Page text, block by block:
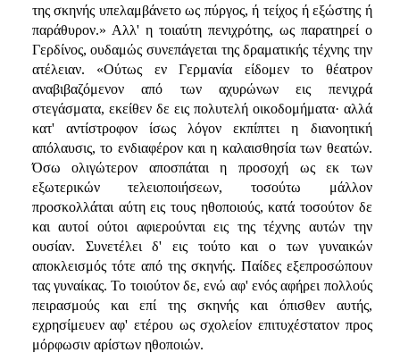
της σκηνής υπελαμβάνετο ως πύργος, ή τείχος ή εξώστης ή
παράθυρον.» Αλλ' η τοιαύτη πενιχρότης, ως παρατηρεί ο
Γερδίνος, ουδαμώς συνεπάγεται της δραματικής τέχνης την
ατέλειαν. «Ούτως εν Γερμανία είδομεν το θέατρον
αναβιβαζόμενον από των αχυρώνων εις πενιχρά
στεγάσματα, εκείθεν δε εις πολυτελή οικοδομήματα· αλλά
κατ' αντίστροφον ίσως λόγον εκπίπτει η διανοητική
απόλαυσις, το ενδιαφέρον και η καλαισθησία των θεατών.
Όσω ολιγώτερον αποσπάται η προσοχή ως εκ των
εξωτερικών τελειοποιήσεων, τοσούτω μάλλον
προσκολλάται αύτη εις τους ηθοποιούς, κατά τοσούτον δε
και αυτοί ούτοι αφιερούνται εις της τέχνης αυτών την
ουσίαν. Συνετέλει δ' εις τούτο και ο των γυναικών
αποκλεισμός τότε από της σκηνής. Παίδες εξεπροσώπουν
τας γυναίκας. Το τοιούτον δε, ενώ αφ' ενός αφήρει πολλούς
πειρασμούς και επί της σκηνής και όπισθεν αυτής,
εχρησίμευεν αφ' ετέρου ως σχολείον επιτυχέστατον προς
μόρφωσιν αρίστων ηθοποιών.